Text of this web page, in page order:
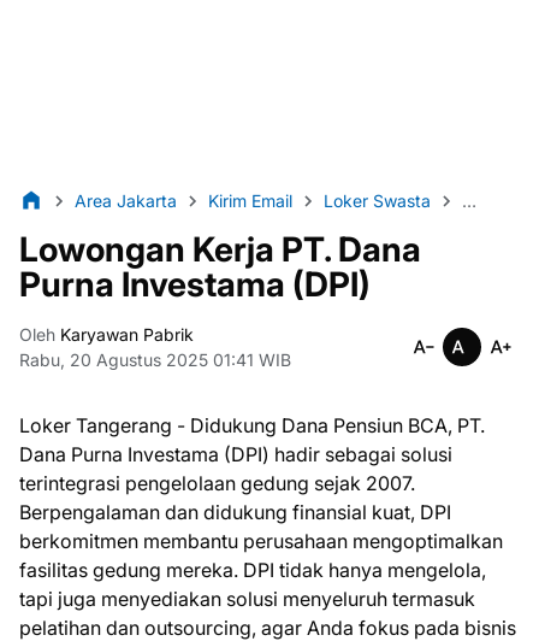
Area Jakarta Kirim Email Loker Swasta Lulusan
Lowongan Kerja PT. Dana
Purna Investama (DPI)
Oleh Karyawan Pabrik
Rabu, 20 Agustus 2025 01:41 WIB
Loker Tangerang - Didukung Dana Pensiun BCA, PT.
Dana Purna Investama (DPI) hadir sebagai solusi
terintegrasi pengelolaan gedung sejak 2007.
Berpengalaman dan didukung finansial kuat, DPI
berkomitmen membantu perusahaan mengoptimalkan
fasilitas gedung mereka. DPI tidak hanya mengelola,
tapi juga menyediakan solusi menyeluruh termasuk
pelatihan dan outsourcing, agar Anda fokus pada bisnis